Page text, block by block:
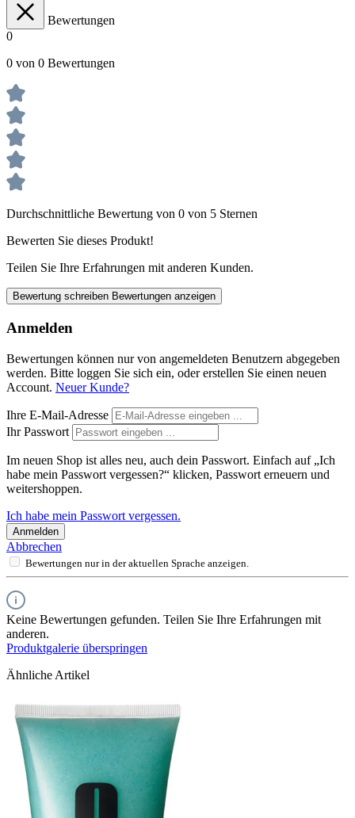
Bewertungen
0
0 von 0 Bewertungen
Durchschnittliche Bewertung von 0 von 5 Sternen
Bewerten Sie dieses Produkt!
Teilen Sie Ihre Erfahrungen mit anderen Kunden.
Bewertung schreiben Bewertungen anzeigen
Anmelden
Bewertungen können nur von angemeldeten Benutzern abgegeben
werden. Bitte loggen Sie sich ein, oder erstellen Sie einen neuen
Account. Neuer Kunde?
Ihre E-Mail-Adresse
Ihr Passwort
Im neuen Shop ist alles neu, auch dein Passwort. Einfach auf „Ich
habe mein Passwort vergessen?“ klicken, Passwort erneuern und
weitershoppen.
Ich habe mein Passwort vergessen.
Anmelden
Abbrechen
Bewertungen nur in der aktuellen Sprache anzeigen.
Keine Bewertungen gefunden. Teilen Sie Ihre Erfahrungen mit
anderen.
Produktgalerie überspringen
Ähnliche Artikel